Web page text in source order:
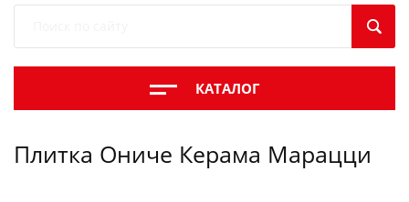
КАТАЛОГ
Плитка Ониче Керама Марацци